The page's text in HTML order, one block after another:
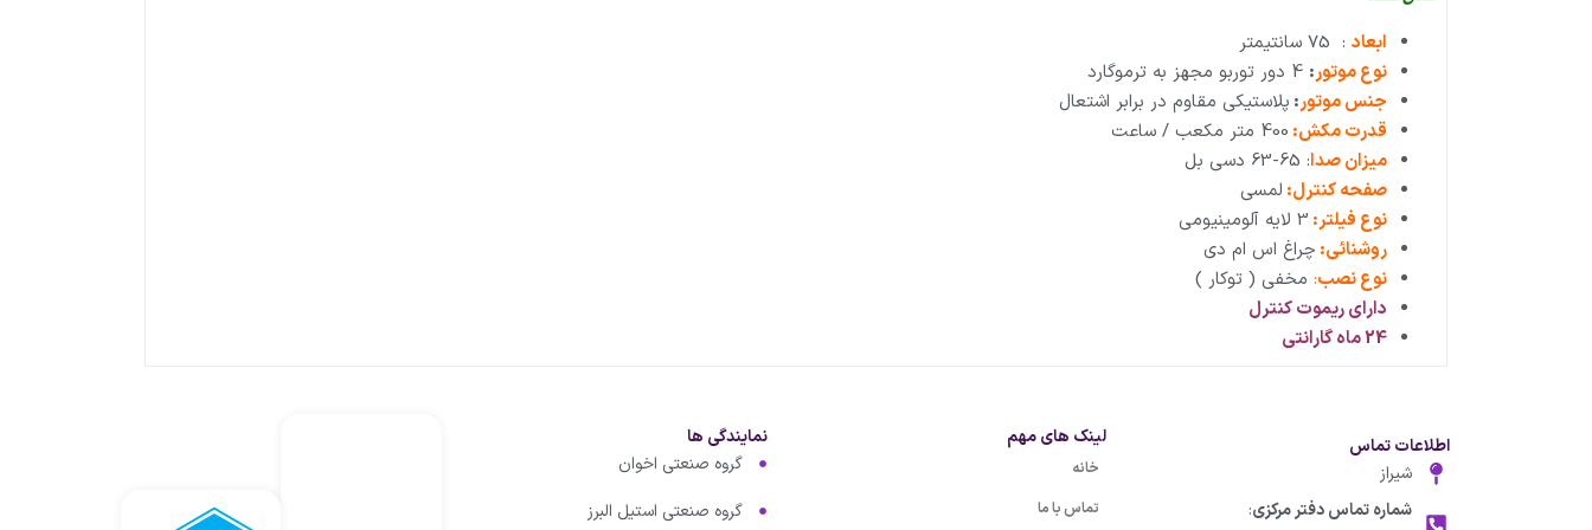
ابعاد : 75 سانتیمتر
نوع موتور:
جنس موتور: پلاستیکی مقاوم در برابر اشتعال
قدرت مکش: 400 متر مکعب / ساعت
میزان صدا: 65-63 دسی بل
صفحه کنترل: لمسی
نوع فیلتر: 3 لایه آلومینیومی
روشنائی: چراغ اس ام دی
نوع نصب: مخفی ( توکار )
دارای ریموت کنترل
24 ماه گارانتی
اطلاعات تماس
شیراز
شماره تماس دفتر مرکزی:
لینک های مهم
خانه
تماس با ما
نمایندگی ها
گروه صنعتی اخوان
گروه صنعتی استیل البرز